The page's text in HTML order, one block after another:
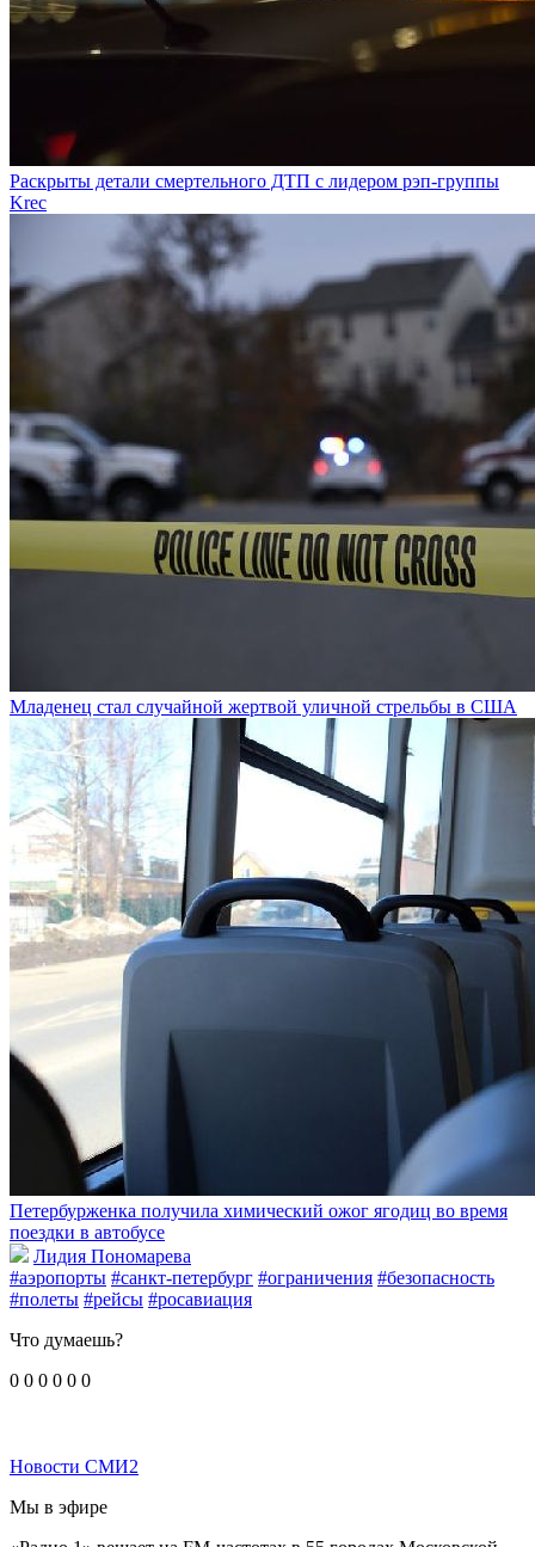
Раскрыты детали смертельного ДТП с лидером рэп-группы
Krec
Младенец стал случайной жертвой уличной стрельбы в США
Петербурженка получила химический ожог ягодиц во время
поездки в автобусе
Лидия Пономарева
#аэропорты #санкт-петербург #ограничения #безопасность
#полеты #рейсы #росавиация
Что думаешь?
0 0 0 0 0 0
Новости СМИ2
Мы в эфире